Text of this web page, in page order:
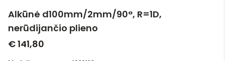
Alkūnė d100mm/2mm/90°, R=1D,
nerūdijančio plieno
€ 141,80